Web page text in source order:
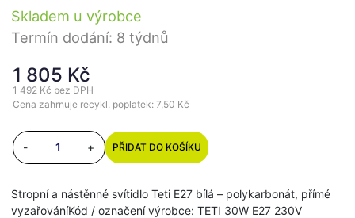
Skladem u výrobce
Termín dodání: 8 týdnů
1 805 Kč
1 492 Kč bez DPH
Cena zahrnuje recykl. poplatek: 7,50 Kč
- + PŘIDAT DO KOŠÍKU
Stropní a nástěnné svítidlo Teti E27 bílá – polykarbonát, přímé
vyzařováníKód / označení výrobce: TETI 30W E27 230V